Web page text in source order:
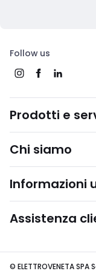
Follow us
Prodotti e
Chi siamo
Informazioni
Assistenza
© ELETTROVENETA